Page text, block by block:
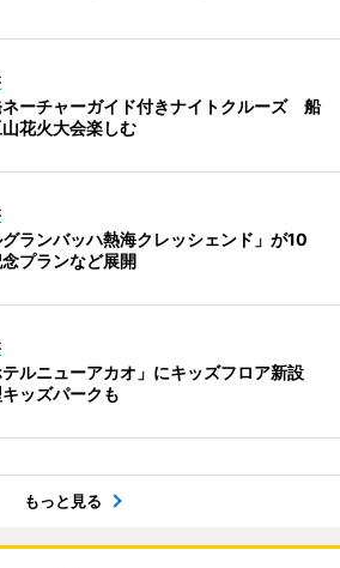
ーチャーガイド付きナイトクルーズ 船
花火大会楽しむ
グランバッハ熱海クレッシェンド」が10
プランなど展開
ルニューアカオ」にキッズフロア新設
ッズパークも
もっと見る